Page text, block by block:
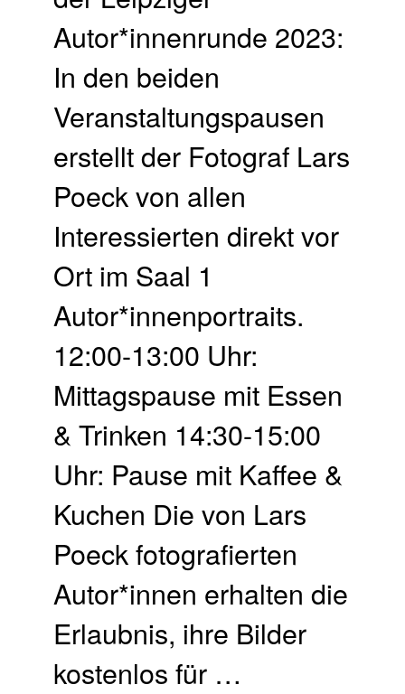
Autor*innenrunde 2023:
In den beiden
Veranstaltungspausen
erstellt der Fotograf Lars
Poeck von allen
Interessierten direkt vor
Ort im Saal 1
Autor*innenportraits.
12:00-13:00 Uhr:
Mittagspause mit Essen
& Trinken 14:30-15:00
Uhr: Pause mit Kaffee &
Kuchen Die von Lars
Poeck fotografierten
Autor*innen erhalten die
Erlaubnis, ihre Bilder
kostenlos für …